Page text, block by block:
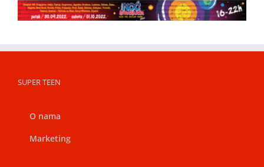
SUPER TEEN
O nama
Marketing